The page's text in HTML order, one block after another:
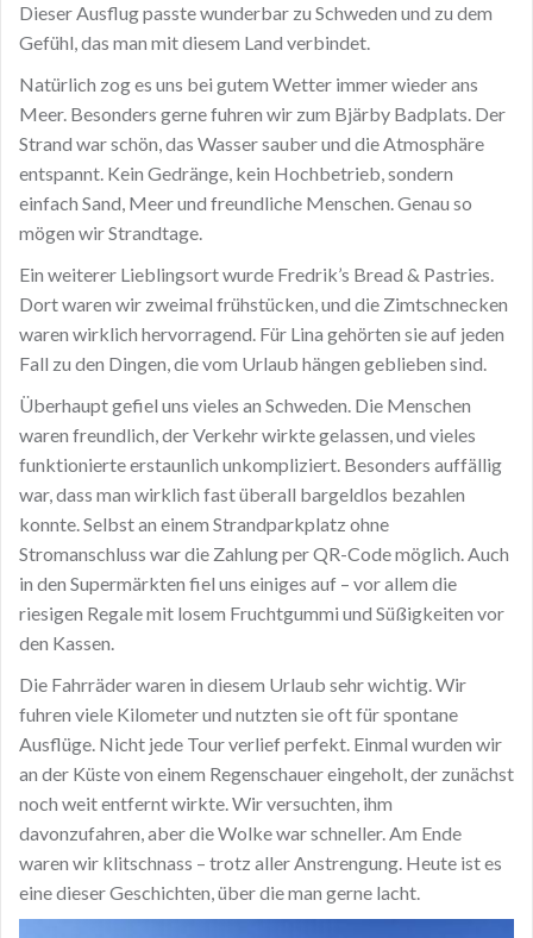
Dieser Ausflug passte wunderbar zu Schweden und zu dem
Gefühl, das man mit diesem Land verbindet.
Natürlich zog es uns bei gutem Wetter immer wieder ans
Meer. Besonders gerne fuhren wir zum Bjärby Badplats. Der
Strand war schön, das Wasser sauber und die Atmosphäre
entspannt. Kein Gedränge, kein Hochbetrieb, sondern
einfach Sand, Meer und freundliche Menschen. Genau so
mögen wir Strandtage.
Ein weiterer Lieblingsort wurde Fredrik’s Bread & Pastries.
Dort waren wir zweimal frühstücken, und die Zimtschnecken
waren wirklich hervorragend. Für Lina gehörten sie auf jeden
Fall zu den Dingen, die vom Urlaub hängen geblieben sind.
Überhaupt gefiel uns vieles an Schweden. Die Menschen
waren freundlich, der Verkehr wirkte gelassen, und vieles
funktionierte erstaunlich unkompliziert. Besonders auffällig
war, dass man wirklich fast überall bargeldlos bezahlen
konnte. Selbst an einem Strandparkplatz ohne
Stromanschluss war die Zahlung per QR-Code möglich. Auch
in den Supermärkten fiel uns einiges auf – vor allem die
riesigen Regale mit losem Fruchtgummi und Süßigkeiten vor
den Kassen.
Die Fahrräder waren in diesem Urlaub sehr wichtig. Wir
fuhren viele Kilometer und nutzten sie oft für spontane
Ausflüge. Nicht jede Tour verlief perfekt. Einmal wurden wir
an der Küste von einem Regenschauer eingeholt, der zunächst
noch weit entfernt wirkte. Wir versuchten, ihm
davonzufahren, aber die Wolke war schneller. Am Ende
waren wir klitschnass – trotz aller Anstrengung. Heute ist es
eine dieser Geschichten, über die man gerne lacht.